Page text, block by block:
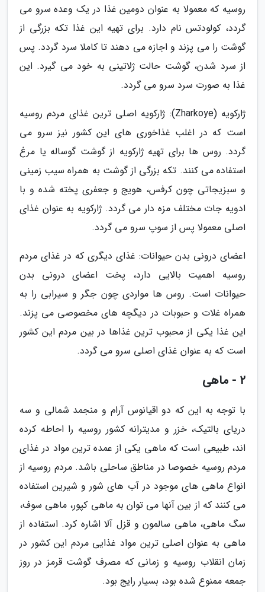
روسیه که معمولا به عنوان دومین غذا در یک وعده سرو می
گردد، کولودتس نام دارد. برای تهیه این غذا تکه بزرگی از
گوشت را می پزند و اجازه می دهند تا کاملا سرد گردد. پس
از سرد شدن، گوشت حالت ژلاتینی به خود می گیرد. این
غذا به صورت سرد سرو می گردد.
ژارکویه (Zharkoye): ژارکویه اصلی ترین غذای مردم روسیه
است که در اغلب غذاخوری های این کشور نیز سرو می
گردد. روس ها برای تهیه ژارکویه از گوشت گوساله یا مرغ
استفاده می کنند. تکه بزرگی از گوشت به همراه سیب زمینی
و سبزیجاتی چون کرفس، هویج و جعفری پخته شده و با
ادویه جات مختلف مزه دار می گردد. ژارکویه به عنوان غذای
اصلی معمولا پس از سوپ سرو می گردد.
اعضای درونی بدن حیوانات: غذای دیگری که در غذای مردم
روسیه اهمیت بالایی دارد، پخت اعضای درونی بدن
حیوانات است. روس ها مواردی چون جگر و سیرابی را به
همراه غلات و حبوبات در دیگچه های مخصوصی می پزند.
این غذا یکی از محبوب ترین غذاها در بین مردم این کشور
است که به عنوان غذای اصلی سرو می گردد.
2 - ماهی
با توجه به این که دو اقیانوس آرام و منجمد شمالی و سه
دریای بالتیک، خزر و مدیترانه کشور روسیه را احاطه کرده
اند، طبیعی است که ماهی یکی از عمده ترین مواد در غذای
مردم روسیه خصوصا در مناطق ساحلی باشد. مردم روسیه از
انواع ماهی های موجود در آب های شور و شیرین استفاده
می کنند که از بین آنها می توان به ماهی کپور، ماهی سوف،
سگ ماهی، ماهی سالمون و قزل آلا اشاره کرد. استفاده از
ماهی به عنوان اصلی ترین مواد غذایی مردم این کشور در
زمان انقلاب روسیه و زمانی که مصرف گوشت قرمز در روز
جمعه ممنوع شده بود، بسیار رایج بود.